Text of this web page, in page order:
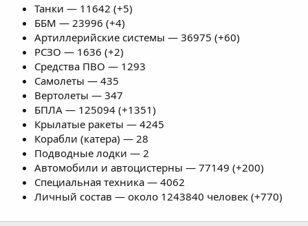
Танки — 11642 (+5)
ББМ — 23996 (+4)
Артиллерийские системы — 36975 (+60)
РСЗО — 1636 (+2)
Средства ПВО — 1293
Самолеты — 435
Вертолеты — 347
БПЛА — 125094 (+1351)
Крылатые ракеты — 4245
Корабли (катера) — 28
Подводные лодки — 2
Автомобили и автоцистерны — 77149 (+200)
Специальная техника — 4062
Личный состав — около 1243840 человек (+770)